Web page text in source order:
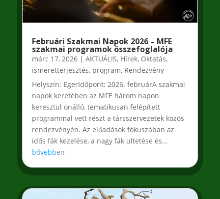
Februári Szakmai Napok 2026 – MFE
szakmai programok összefoglalója
márc 17, 2026| AKTUÁLIS, Hírek, Oktatás,
ismeretterjesztés, program, Rendezvény
Helyszín: EgerIdőpont: 2026. februárA szakmai
napok keretében az MFE három napon
keresztül önálló, tematikusan felépített
programmal vett részt a társszervezetek közös
rendezvényén. Az előadások fókuszában az
idős fák kezelése, a nagy fák ültetése és...
bővebben